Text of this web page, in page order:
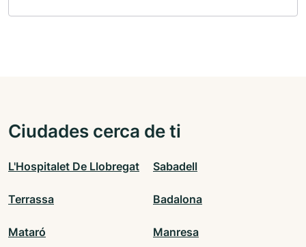
Ciudades cerca de ti
L'Hospitalet De Llobregat Sabadell
Terrassa Badalona
Mataró Manresa